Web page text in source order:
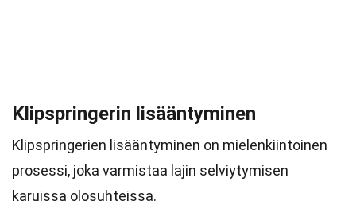
Klipspringerin lisääntyminen
Klipspringerien lisääntyminen on mielenkiintoinen
prosessi, joka varmistaa lajin selviytymisen
karuissa olosuhteissa.